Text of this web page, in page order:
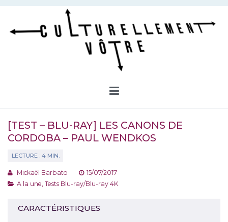
Aller
contenu
[TEST – BLU-RAY] LES CANONS DE
CORDOBA – PAUL WENDKOS
Mickaël Barbato
15/07/2017
A la une Tests Blu-ray/Blu-ray 4K
CARACTÉRISTIQUES